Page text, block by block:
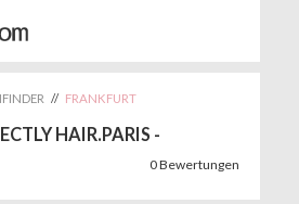
// FRANKFURT
HAIR.PARIS -
0Bewertungen